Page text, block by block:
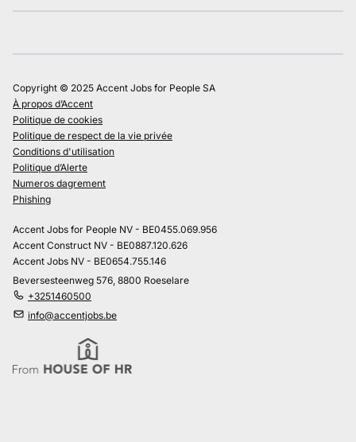
Copyright © 2025 Accent Jobs for People SA
À propos d’Accent
Politique de cookies
Politique de respect de la vie privée
Conditions d'utilisation
Politique d’Alerte
Numeros dagrement
Phishing
Accent Jobs for People NV - BE0455.069.956
Accent Construct NV - BE0887.120.626
Accent Jobs NV - BE0654.755.146
Beversesteenweg 576, 8800 Roeselare
+3251460500
info@accentjobs.be